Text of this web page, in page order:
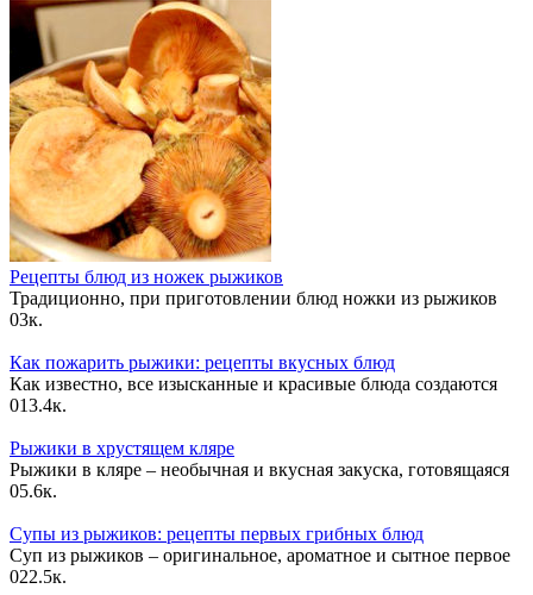
Рецепты блюд из ножек рыжиков
Традиционно, при приготовлении блюд ножки из рыжиков
03к.
Как пожарить рыжики: рецепты вкусных блюд
Как известно, все изысканные и красивые блюда создаются
013.4к.
Рыжики в хрустящем кляре
Рыжики в кляре – необычная и вкусная закуска, готовящаяся
05.6к.
Супы из рыжиков: рецепты первых грибных блюд
Суп из рыжиков – оригинальное, ароматное и сытное первое
022.5к.